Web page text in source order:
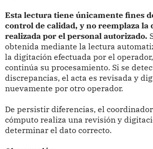
Esta lectura tiene únicamente fines
control de calidad, y no reemplaza la
realizada por el personal autorizado.
obtenida mediante la lectura
la digitación efectuada por el
continúa su procesamiento. Si se
discrepancias, el acta es revisada y
nuevamente por otro operador.
De persistir diferencias, el
cómputo realiza una revisión y
determinar el dato correcto.